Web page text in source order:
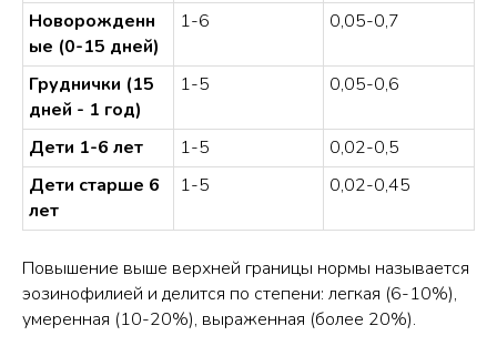
Новорожденн
ые (0-15 дней)
1-6 0,05-0,7
Груднички (15
дней - 1 год)
1-5 0,05-0,6
Дети 1-6 лет 1-5
0,02-0,5
Дети старше 6
лет
1-5 0,02-0,45
Повышение выше верхней границы нормы называется
эозинофилией и делится по степени: легкая (6-10%),
умеренная (10-20%), выраженная (более 20%).